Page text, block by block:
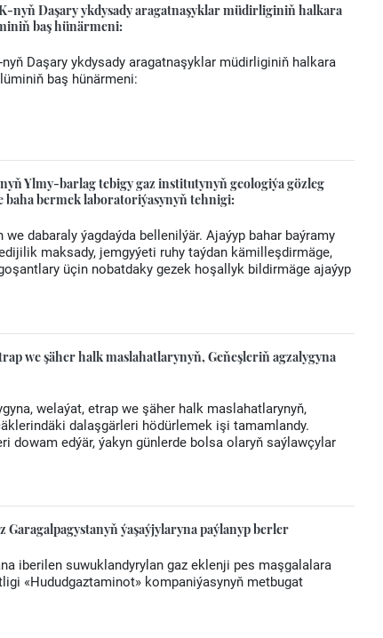
nyň Daşary ykdysady aragatnaşyklar müdirliginiň halkara
baş hünärmeni:
nyň Daşary ykdysady aragatnaşyklar müdirliginiň halkara
baş hünärmeni:
Ylmy-barlag tebigy gaz institutynyň geologiýa gözleg
baha bermek laboratoriýasynyň tehnigi:
dabaraly ýagdaýda bellenilýär. Ajaýyp bahar baýramy
maksady, jemgyýeti ruhy taýdan kämilleşdirmäge,
üçin nobatdaky gezek hoşallyk bildirmäge ajaýyp
we şäher halk maslahatlarynyň, Geňeşleriň agzalygyna
welaýat, etrap we şäher halk maslahatlarynyň,
dalaşgärleri hödürlemek işi tamamlandy.
dowam edýär, ýakyn günlerde bolsa olaryň saýlawçylar
ýaşaýjylaryna paýlanyp berler
iberilen suwuklandyrylan gaz eklenji pes maşgalalara
«Hududgaztaminot» kompaniýasynyň metbugat